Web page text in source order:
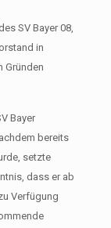
SV Bayer 08,
in
Gründen
Bayer
bereits
setzte
dass er ab
Verfügung